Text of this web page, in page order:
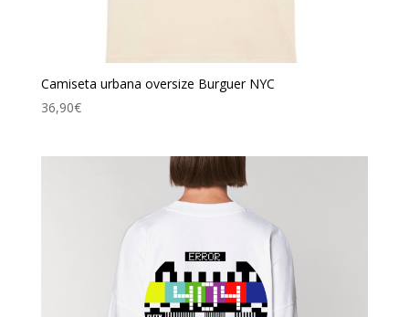
Camiseta urbana oversize Burguer NYC
36,90€